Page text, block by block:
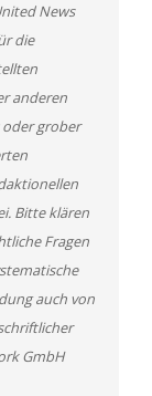
News
die
anderen
grober
Bitte klären
Fragen
auch von
GmbH